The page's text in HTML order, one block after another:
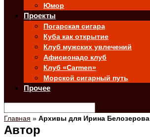
Юмор
Проекты
Погарская сигара
Куба как открытие
Клуб мужских увлечений
Афисионадо клуб
Клуб «Carmen»
Морской сигарный путь
Прочее
Главная » Архивы для Ирина Белозерова
Автор